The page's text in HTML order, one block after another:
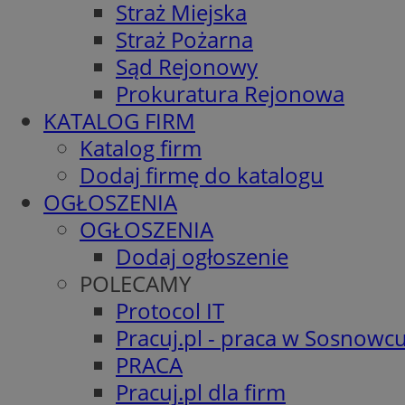
Straż Miejska
Straż Pożarna
Sąd Rejonowy
Prokuratura Rejonowa
KATALOG FIRM
Katalog firm
Dodaj firmę do katalogu
OGŁOSZENIA
OGŁOSZENIA
Dodaj ogłoszenie
POLECAMY
Protocol IT
Pracuj.pl - praca w
PRACA
Pracuj.pl dla firm